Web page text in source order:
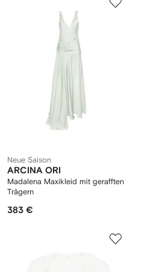
Neue Saison
ARCINA ORI
Madalena Maxikleid mit gerafften
Trägern
383 €